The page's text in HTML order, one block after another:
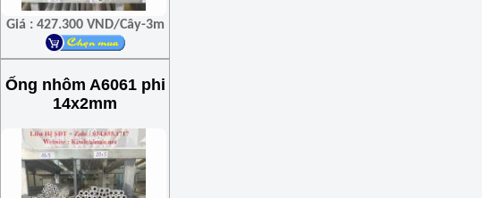
Giá : 427.300 VND/Cây-3m
Ống nhôm A6061 phi
14x2mm